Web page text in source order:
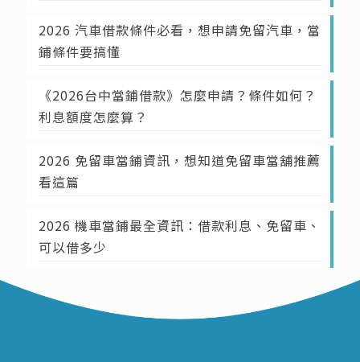
2026 汽車借款條件必看，想申請免留汽車，當
鋪條件要搞懂
《2026台中當鋪借款》怎麼申請？條件如何？
利息額度怎麼算？
2026 免留車當鋪資訊，想知道免留車當舖推薦
看這篇
2026 機車當鋪最全資訊：借款利息、免留車、
可以借多少